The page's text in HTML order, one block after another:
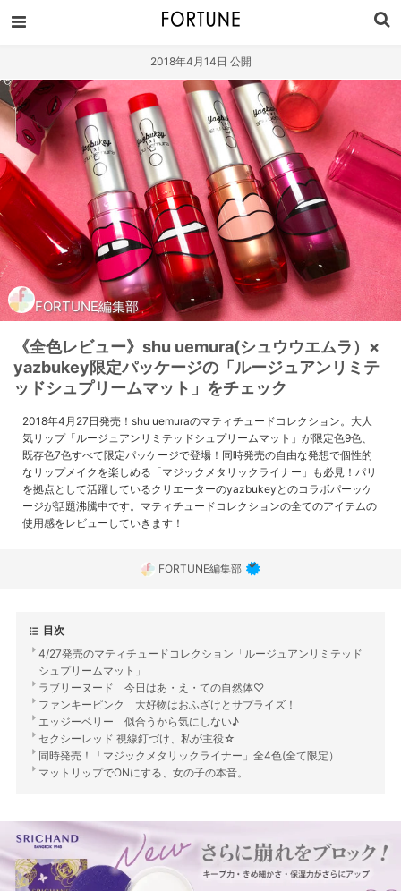
2018年4月14日 公開
FORTUNE編集部
《全色レビュー》shu uemura(シュウウエムラ）×
yazbukey限定パッケージの「ルージュアンリミテ
ッドシュプリームマット」をチェック
2018年4月27日発売！shu uemuraのマティチュードコレクション。大人
気リップ「ルージュアンリミテッドシュプリームマット」が限定色9色、
既存色7色すべて限定パッケージで登場！同時発売の自由な発想で個性的
なリップメイクを楽しめる「マジックメタリックライナー」も必見！パリ
を拠点として活躍しているクリエーターのyazbukeyとのコラボパーッケ
ージが話題沸騰中です。マティチュードコレクションの全てのアイテムの
使用感をレビューしていきます！
FORTUNE編集部
目次
4/27発売のマティチュードコレクション「ルージュアンリミテッド
シュプリームマット」
ラブリーヌード 今日はあ・え・ての自然体♡
ファンキーピンク 大好物はおふざけとサプライズ！
エッジーベリー 似合うから気にしない♪
セクシーレッド 視線釘づけ、私が主役☆
同時発売！「マジックメタリックライナー」全4色(全て限定）
マットリップでONにする、女の子の本音。